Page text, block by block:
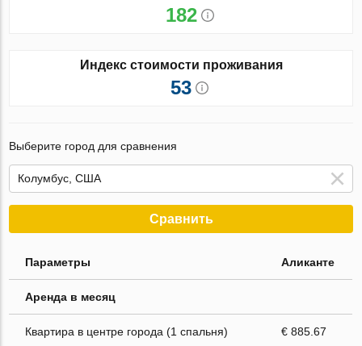
182
Индекс стоимости проживания
53
Выберите город для сравнения
Сравнить
Параметры Аликанте
Аренда в месяц
Квартира в центре города (1 спальня) € 885.67